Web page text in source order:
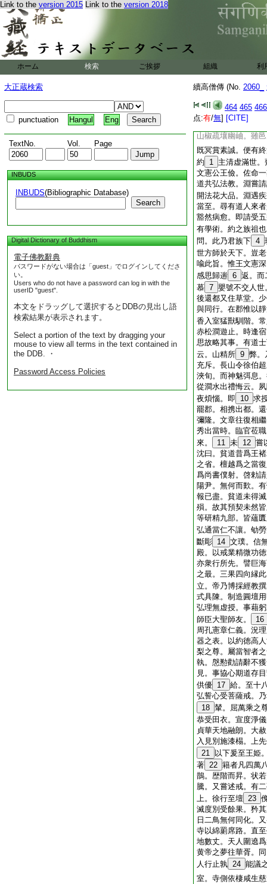
Link to the version 2015 Link to the version 2018
ホーム 検索 ご挨拶 組織 利
大正蔵検索
punctuation Hangul Eng
TextNo. Vol. Page
INBUDS
INBUDS(Bibliographic Database)
Search
Digital Dictionary of Buddhism
電子佛教辭典
パスワードがない場合は「guest」でログインしてくださ
い。
Users who do not have a password can log in with the
userID "guest".
本文をドラッグして選択するとDDBの見出し語
検索結果が表示されます。
Select a portion of the text by dragging your
mouse to view all terms in the text contained in
the DDB. ・
Password Access Policies
續高僧傳 (No. 2060_
464 465 466
点:有/無] [CITE]
重。又隨靜住剡之
一紀。及靜之云亡
却粒巖栖。餌以松
集王坐。約既後至
敬。衆咸懷不悦之
門領袖。豈今日而
崇也如此。齊中書
服道素側席加禮。
造草堂寺。亦號山
山椒疏壤幽岫。雖
既冥賞素誠。便有
約
1 主清虚滿世
文憲公王儉。佐命
道共弘法教。淵嘗
開法花大品。淵遇
當至。尋有道人來
豁然病愈。即請受
有學術。約之族祖
問。此乃君族下 4
世方師於天下。豈
喩此旨。惟王文憲
感思歸遄 6 返。而
慕 7 嬰號不交人世
後還都又住草堂。
與同行。在郡惟以
香入室猛獸馴階。
赤松澗遊止。時逢
思故略其事。有道
云。山精所 9 弊。
充斥。長山令徐伯
浹旬。而神魅弭息
從澗水出禮悔云。
夜煩惱。即
10 求
罷郡。相携出都。
彌隆。文章往復相
秀出當時。臨官莅
來。
11 未 12 嘗
沈曰。貧道昔爲王
之省。檀越爲之當
爲尚書僕射。啓勅
陽尹。無何而歎。
報已盡。貧道未得
殞。故其預契未然
等研精九部。皆蘊
弘通當仁不讓。劬
斷彫 14 文璞。信
殿。以戒業精微功
亦衆行所先。譬巨
之最。三果四向縁
立。帝乃博採經教
式具陳。制造圓壇
弘理無虚授。事藉
師臣大聖師友。
16
周孔憲章仁義。況
器之表。以約徳高
梨之尊。屬當智者
執。慇懃勸請辭不
見。事協心期道存
供優 17 給。至十
弘誓心受菩薩戒。
18 輦。屈萬乘之
恭受田衣。宣度淨
貞華天地融朗。大
入見別施漆榻。上
21
以下爰至王姫
著 22 籍者凡四萬
鵲。歴階而昇。状
騰。又嘗述戒。有
上。徐行至壇 23
滅度別受餘果。矜
日二鳥無何同化。
寺以綿罽席路。直
地數丈。天人圍遶
黄帝之夢往華胥。
人行止孰 24 能議
室。寺側依棲咸生